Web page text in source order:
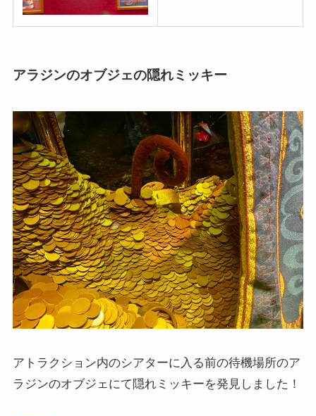
アラジンのオブジェの隠れミッキー
アトラクション内のシアターに入る前の待機場所のア
ラジンのオブジェにて隠れミッキーを発見しました！